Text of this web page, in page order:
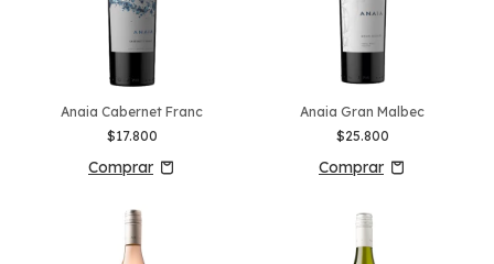
Anaia Cabernet Franc
$17.800
Anaia Gran Malbec
$25.800